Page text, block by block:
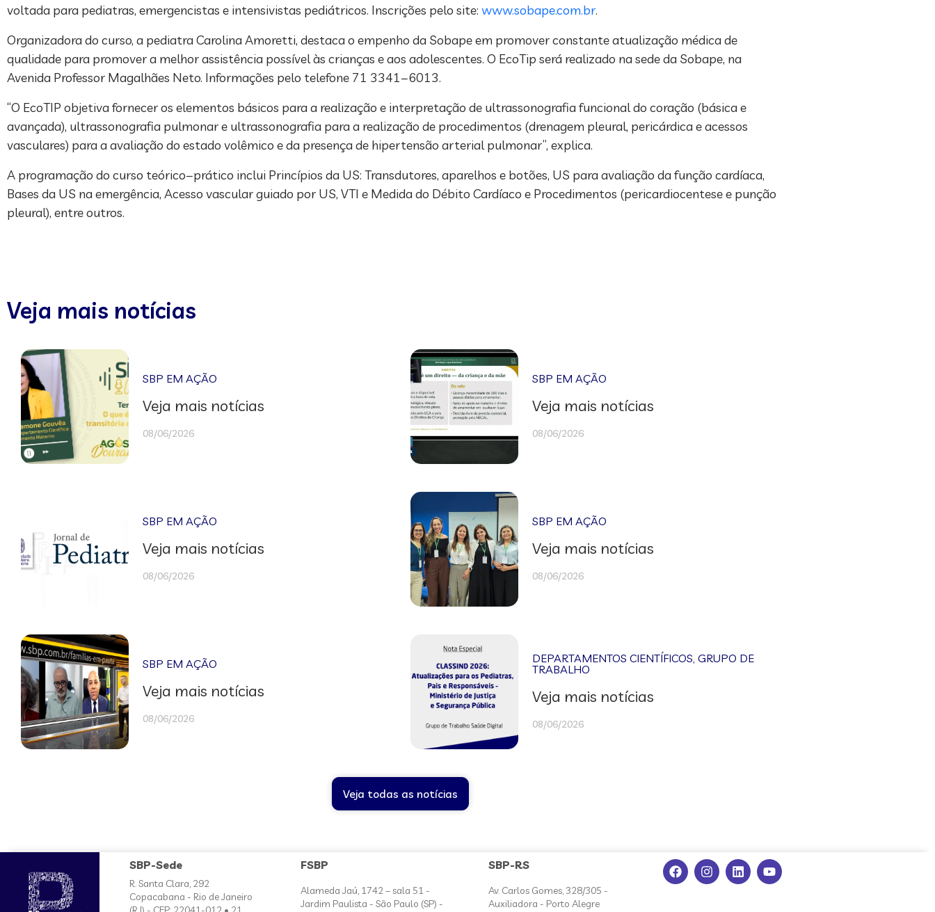
voltada para pediatras, emergencistas e intensivistas pediátricos. Inscrições pelo site: www.sobape.com.br.
Organizadora do curso, a pediatra Carolina Amoretti, destaca o empenho da Sobape em promover constante atualização médica de
qualidade para promover a melhor assistência possível às crianças e aos adolescentes. O EcoTip será realizado na sede da Sobape, na
Avenida Professor Magalhães Neto. Informações pelo telefone 71 3341−6013.
“O EcoTIP objetiva fornecer os elementos básicos para a realização e interpretação de ultrassonografia funcional do coração (básica e
avançada), ultrassonografia pulmonar e ultrassonografia para a realização de procedimentos (drenagem pleural, pericárdica e acessos
vasculares) para a avaliação do estado volêmico e da presença de hipertensão arterial pulmonar”, explica.
A programação do curso teórico−prático inclui Princípios da US: Transdutores, aparelhos e botões, US para avaliação da função cardíaca,
Bases da US na emergência, Acesso vascular guiado por US, VTI e Medida do Débito Cardíaco e Procedimentos (pericardiocentese e punção
pleural), entre outros.
Veja mais notícias
SBP EM AÇÃO
Veja mais notícias
08/06/2026
SBP EM AÇÃO
Veja mais notícias
08/06/2026
SBP EM AÇÃO
Veja mais notícias
08/06/2026
SBP EM AÇÃO
Veja mais notícias
08/06/2026
SBP EM AÇÃO
Veja mais notícias
08/06/2026
DEPARTAMENTOS CIENTÍFICOS,GRUPO DE
TRABALHO
Veja mais notícias
08/06/2026
Veja todas as notícias
SBP-Sede
R. Santa Clara, 292
Copacabana - Rio de Janeiro
FSBP
Alameda Jaú, 1742 – sala 51 -
Jardim Paulista - São Paulo (SP) -
SBP-RS
Av. Carlos Gomes, 328/305 -
Auxiliadora - Porto Alegre